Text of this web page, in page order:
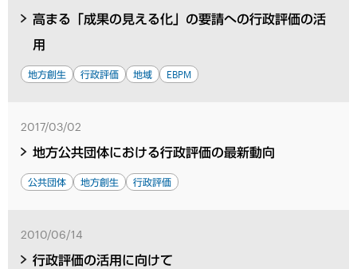
高まる「成果の見える化」の要請への行政評価の活
用
地方創生 行政評価 地域 EBPM
2017/03/02
地方公共団体における行政評価の最新動向
公共団体 地方創生 行政評価
2010/06/14
行政評価の活用に向けて